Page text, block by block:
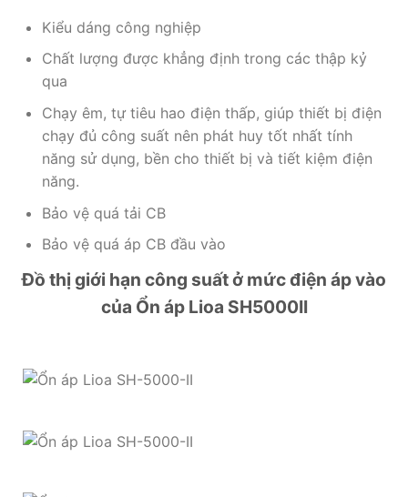
Kiểu dáng công nghiệp
Chất lượng được khẳng định trong các thập kỷ
qua
Chạy êm, tự tiêu hao điện thấp, giúp thiết bị điện
chạy đủ công suất nên phát huy tốt nhất tính
năng sử dụng, bền cho thiết bị và tiết kiệm điện
năng.
Bảo vệ quá tải CB
Bảo vệ quá áp CB đầu vào
Đồ thị giới hạn công suất ở mức điện áp vào
của Ổn áp Lioa SH5000II